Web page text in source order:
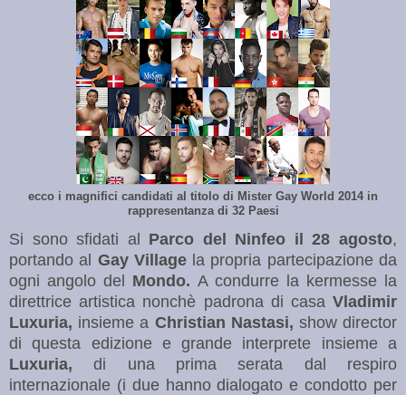
ecco i magnifici candidati al titolo di Mister Gay World 2014 in
rappresentanza di 32 Paesi
Si sono sfidati al Parco del Ninfeo il 28 agosto,
portando al Gay Villagela propria partecipazione da
ogni angolo del Mondo. A condurre la kermesse la
direttrice artistica nonchè padrona di casa Vladimir
Luxuria, insieme a Christian Nastasi, show director
di questa edizione e grande interprete insieme a
Luxuria, di una prima serata dal respiro
internazionale (i due hanno dialogato e condotto per